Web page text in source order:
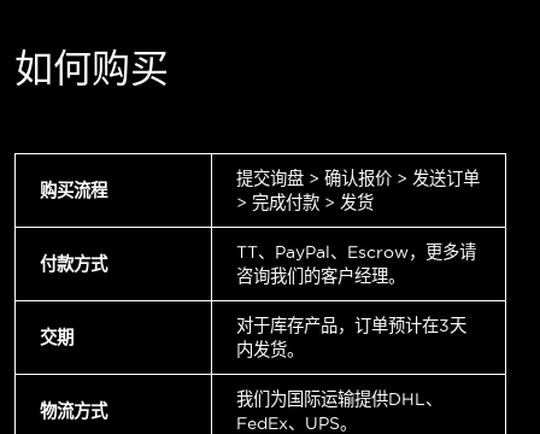
如何购买
购买流程
提交询盘 > 确认报价 > 发送订单
> 完成付款 > 发货
付款方式
TT、PayPal、Escrow，更多请
咨询我们的客户经理。
交期
对于库存产品，订单预计在3天
内发货。
物流方式
我们为国际运输提供DHL、
FedEx、UPS。